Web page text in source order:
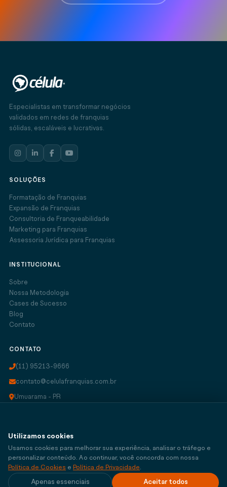
Especialistas em transformar negócios
validados em redes de franquias
sólidas, escaláveis e lucrativas.
SOLUÇÕES
Formatação de Franquias
Expansão de Franquias
Consultoria de Franqueabilidade
Marketing para Franquias
Assessoria Jurídica para Franquias
INSTITUCIONAL
Sobre
Nossa Metodologia
Cases de Sucesso
Blog
Contato
CONTATO
(11) 95213-9666
contato@celulafranquias.com.br
Umuarama - PR
© 2026 Célula Franquias · CNPJ 43.056.149/0001-03
Privacidade
Cookies Termos de Uso
Utilizamos cookies
Usamos cookies para melhorar sua experiência, analisar o tráfego e
personalizar conteúdo. Ao continuar, você concorda com nossa
Política de Cookies e Política de Privacidade.
Apenas essenciais Aceitar todos